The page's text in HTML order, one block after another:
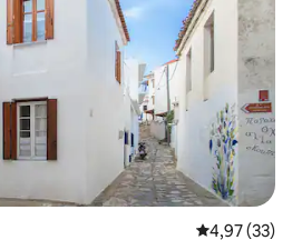
4,97 de uma
4,97 (33)